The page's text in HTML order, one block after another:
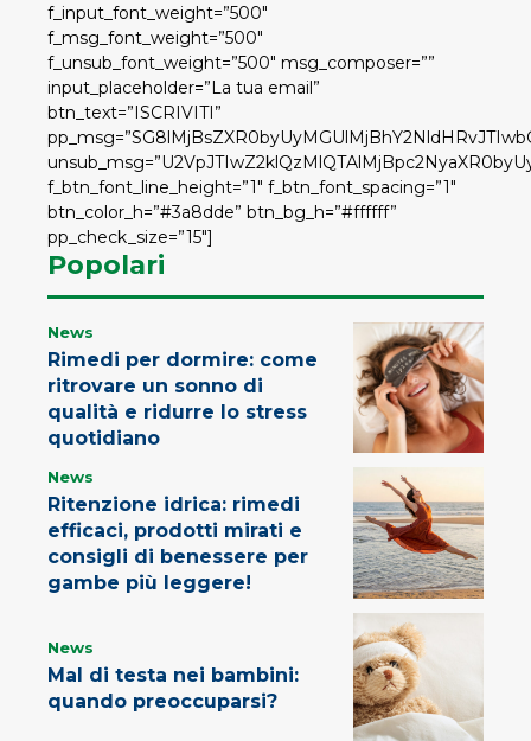
f_input_font_weight=”500″
f_msg_font_weight=”500″
f_unsub_font_weight=”500″ msg_composer=””
input_placeholder=”La tua email”
btn_text=”ISCRIVITI”
f_btn_font_line_height=”1″ f_btn_font_spacing=”1″
btn_color_h=”#3a8dde” btn_bg_h=”#ffffff”
pp_check_size=”15″]
Popolari
News
Rimedi per dormire: come
ritrovare un sonno di
qualità e ridurre lo stress
quotidiano
News
Ritenzione idrica: rimedi
efficaci, prodotti mirati e
consigli di benessere per
gambe più leggere!
News
Mal di testa nei bambini:
quando preoccuparsi?